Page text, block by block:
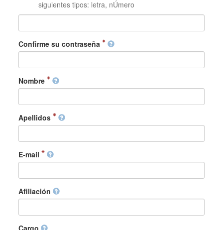
siguientes tipos: letra, nÚmero
Confirme su contraseña
Nombre
Apellidos
E-mail
Afiliación
Cargo